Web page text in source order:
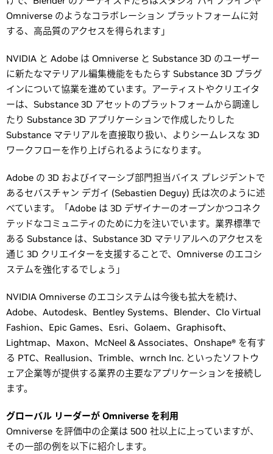
Omniverse のようなコラボレーション プラットフォームに対
する、高品質のアクセスを得られます」
NVIDIA と Adobe は Omniverse と Substance 3D のユーザー
に新たなマテリアル編集機能をもたらす Substance 3D プラグ
インについて協業を進めています。アーティストやクリエイタ
ーは、Substance 3D アセットのプラットフォームから調達し
たり Substance 3D アプリケーションで作成したりした
Substance マテリアルを直接取り扱い、よりシームレスな 3D
ワークフローを作り上げられるようになります。
Adobe の 3D およびイマーシブ部門担当バイス プレジデントで
あるセバスチャン デガイ (Sebastien Deguy) 氏は次のように述
べています。「Adobe は 3D デザイナーのオープンかつコネク
テッドなコミュニティのために力を注いでいます。業界標準で
ある Substance は、Substance 3D マテリアルへのアクセスを
通じ 3D クリエイターを支援することで、Omniverse のエコシ
ステムを強化するでしょう」
NVIDIA Omniverse のエコシステムは今後も拡大を続け、
Adobe、Autodesk、Bentley Systems、Blender、Clo Virtual
Fashion、Epic Games、Esri、Golaem、Graphisoft、
Lightmap、Maxon、McNeel & Associates、Onshape® を有す
る PTC、Reallusion、Trimble、wrnch Inc. といったソフトウ
ェア企業等が提供する業界の主要なアプリケーションを接続し
ます。
グローバル リーダーが Omniverse を利用
Omniverse を評価中の企業は 500 社以上に上っていますが、
その一部の例を以下に紹介します。